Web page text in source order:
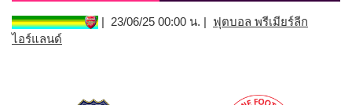
| 23/06/25 00:00 น. | ฟุตบอล พรีเมียร์ลีก
ไอร์แลนด์